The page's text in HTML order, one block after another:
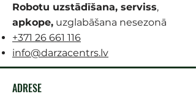
Robotu uzstādīšana, serviss,
apkope, uzglabāšana nesezonā
+371 26 661 116
info@darzacentrs.lv
ADRESE